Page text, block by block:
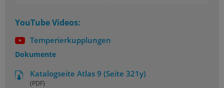
YouTube Videos:
Temperierkupplungen
Dokumente
Katalogseite Atlas 9 (Seite 321y)
(PDF)